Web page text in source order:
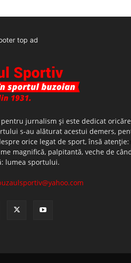
top ad
jurnalism şi este dedicat
s-au alăturat acestui demers,
orice legat de sport, însă
magnifică, palpitantă, veche de
lumea sportului.